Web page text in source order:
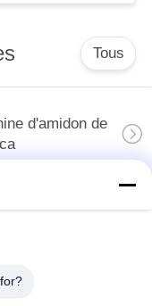
Tous
d'amidon de
de
de manioc